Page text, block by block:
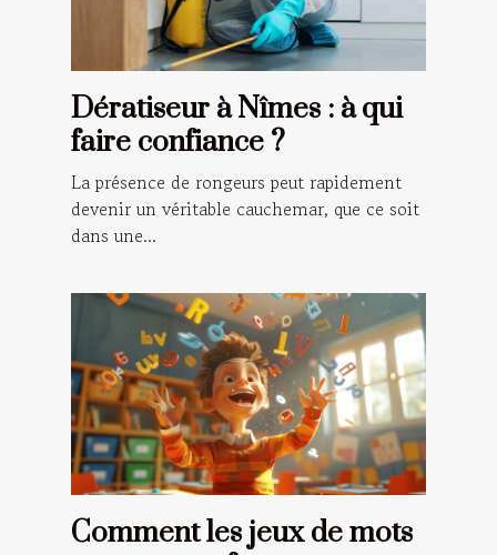
Dératiseur à Nîmes : à qui
faire confiance ?
La présence de rongeurs peut rapidement
devenir un véritable cauchemar, que ce soit
dans une...
Comment les jeux de mots